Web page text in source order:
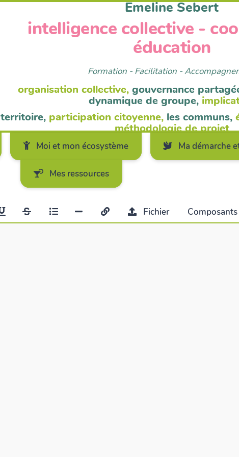
Moi et mon écosystème Ma démarche
Mes ressources
Emeline Sebert
intelligence collective -
éducation
Formation - Facilitation -
organisation collective, gouvernance
dynamique de groupe,
territoire, participation citoyenne, les communs,
méthodologie de projet
Fichier Composants